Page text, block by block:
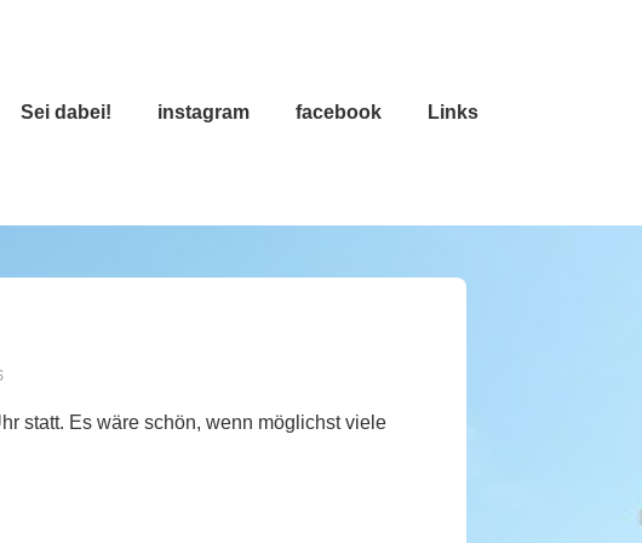
Sei dabei! instagram facebook Links
statt. Es wäre schön, wenn möglichst viele